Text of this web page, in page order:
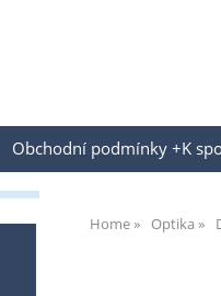
Obchodní podmínky +K
Home Optika